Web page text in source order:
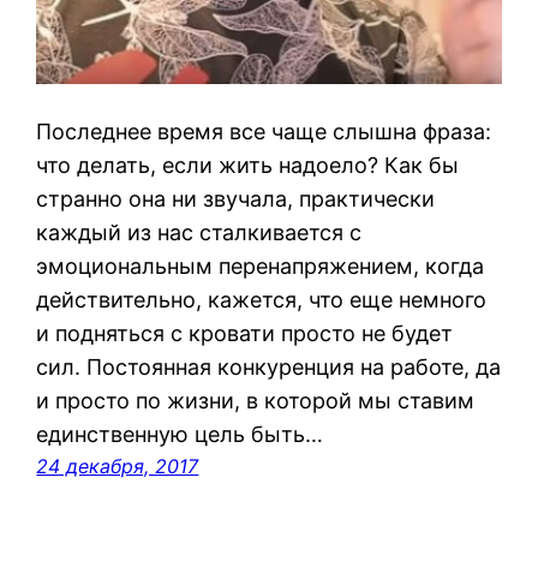
Последнее время все чаще слышна фраза:
что делать, если жить надоело? Как бы
странно она ни звучала, практически
каждый из нас сталкивается с
эмоциональным перенапряжением, когда
действительно, кажется, что еще немного
и подняться с кровати просто не будет
сил. Постоянная конкуренция на работе, да
и просто по жизни, в которой мы ставим
единственную цель быть…
24 декабря, 2017